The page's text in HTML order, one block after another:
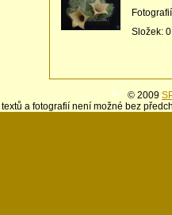
Složek: 0
© 2009
textů a fotografií není možné bez